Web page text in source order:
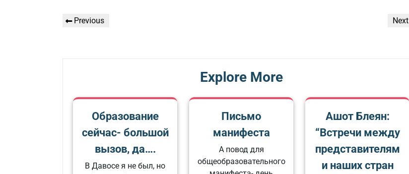
Գրառումների
Previous
Previous
Next
Next
Explore More
Образование
сейчас- большой
вызов, да….
В Давосе я не был, но
Письмо
манифеста
А повод для
общеобразовательного
Ашот Блеян:
“Встречи между
представителям
и наших стран